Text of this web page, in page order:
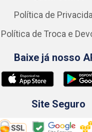
Política de
Política de Troca e
Baixe já nosso
Site Seguro